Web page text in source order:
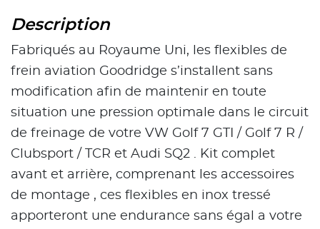
Description
Fabriqués au Royaume Uni, les flexibles de
frein aviation Goodridge s’installent sans
modification afin de maintenir en toute
situation une pression optimale dans le circuit
de freinage de votre VW Golf 7 GTI / Golf 7 R /
Clubsport / TCR et Audi SQ2 . Kit complet
avant et arrière, comprenant les accessoires
de montage , ces flexibles en inox tressé
apporteront une endurance sans égal a votre